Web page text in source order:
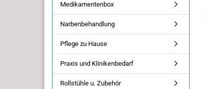
Medikamentenbox
Narbenbehandlung
Pflege zu Hause
Praxis und Klinikenbedarf
Rollstühle u. Zubehör